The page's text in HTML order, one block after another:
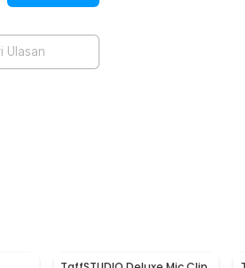
Ulasan